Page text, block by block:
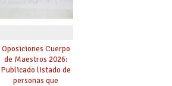
Oposiciones Cuerpo
de Maestros 2026:
Publicado listado de
personas que